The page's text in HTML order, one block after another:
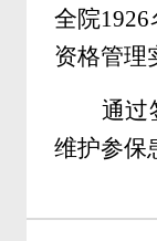
全院
资格管理
通过
维护参保